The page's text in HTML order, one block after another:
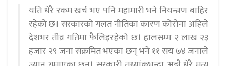
यति धेरै रकम खर्च भए पनि महामारी भने नियन्त्रण बाहिर
रहेको छ। सरकारको गलत नीतिका कारण कोरोना अहिले
देशभर तीव्र गतिमा फैलिइरहेको छ। हालसम्म २ लाख २३
हजार २९ जना संक्रमित भएका छन् भने ११ सय ७४ जनाले